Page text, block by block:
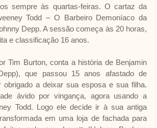
sempre às quartas-feiras. O cartaz da
Todd – O Barbeiro Demoníaco da
Depp. A sessão começa às 20 horas,
e classificação 16 anos.
Tim Burton, conta a história de Benjamin
que passou 15 anos afastado de
obrigado a deixar sua esposa e sua filha.
ávido por vingança, agora usando a
Todd. Logo ele decide ir à sua antiga
em uma loja de fachada para